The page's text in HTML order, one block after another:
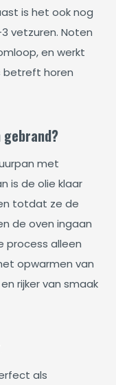
is het ook nog
vetzuren. Noten
en werkt
betreft horen
gebrand?
met
is de olie klaar
totdat ze de
de oven ingaan
process alleen
opwarmen van
rijker van smaak
als